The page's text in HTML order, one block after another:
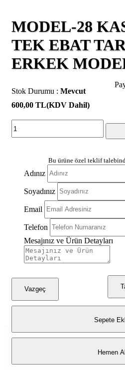
MODEL-28
TEK EBAT
ERKEK
Stok Durumu : Mevcut
600,00 TL(KDV Dahil)
Bu ürüne özel teklif
Adınız
Soyadınız
Email
Telefon
Mesajınız ve Ürün Detayları
Vazgeç
Sepete
Hemen Al